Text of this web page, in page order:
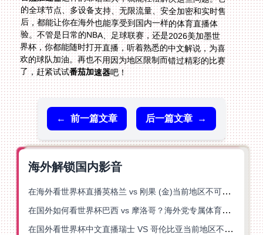
了，赶紧试试番茄加速器吧！
← 前一篇文章 后一篇文章 →
海外解锁国内影音
在海外看世界杯直播英格兰 vs 刚果 (金)当前地区不可播放？这篇指南帮你突破所有限制
在国外如何看世界杯巴西 vs 摩洛哥？海外党专属体育观赛指南来了
在国外看世界杯中文直播瑞士 VS 哥伦比亚当前地区不可播放？这篇指南帮你搞定